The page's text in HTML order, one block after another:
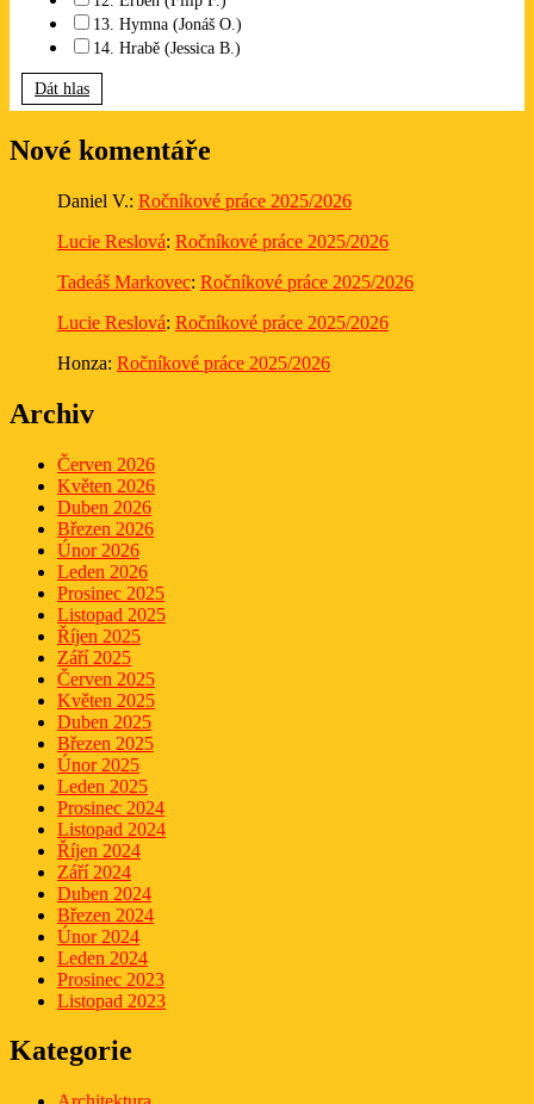
13. Hymna (Jonáš O.)
14. Hrabě (Jessica B.)
Dát hlas
Nové komentáře
Daniel V.: Ročníkové práce 2025/2026
Lucie Reslová: Ročníkové práce 2025/2026
Tadeáš Markovec: Ročníkové práce 2025/2026
Lucie Reslová: Ročníkové práce 2025/2026
Honza: Ročníkové práce 2025/2026
Archiv
Červen 2026
Květen 2026
Duben 2026
Březen 2026
Únor 2026
Leden 2026
Prosinec 2025
Listopad 2025
Říjen 2025
Září 2025
Červen 2025
Květen 2025
Duben 2025
Březen 2025
Únor 2025
Leden 2025
Prosinec 2024
Listopad 2024
Říjen 2024
Září 2024
Duben 2024
Březen 2024
Únor 2024
Leden 2024
Prosinec 2023
Listopad 2023
Kategorie